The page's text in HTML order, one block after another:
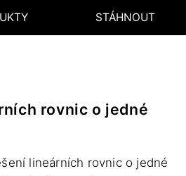
STÁHNOUT
rovnic o jedné
lineárních rovnic o jedné